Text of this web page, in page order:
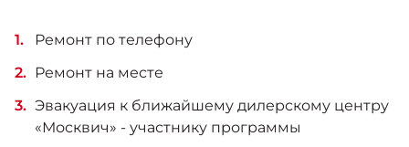
Ремонт по телефону
Ремонт на месте
Эвакуация к ближайшему дилерскому центру
«Москвич» - участнику программы